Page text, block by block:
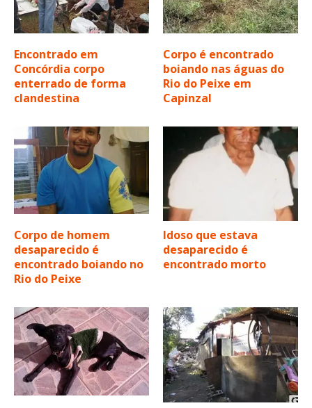
Encontrado em
Concórdia corpo
enterrado de forma
clandestina
Corpo é encontrado
boiando nas águas do
Rio do Peixe em
Capinzal
Corpo de homem
desaparecido é
encontrado boiando no
Rio do Peixe
Idoso que estava
desaparecido é
encontrado morto